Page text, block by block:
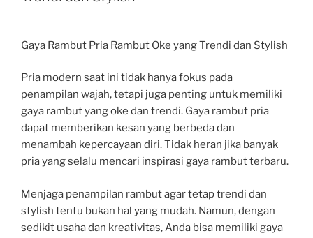
Gaya Rambut Pria Rambut Oke yang Trendi dan Stylish
Pria modern saat ini tidak hanya fokus pada
penampilan wajah, tetapi juga penting untuk memiliki
gaya rambut yang oke dan trendi. Gaya rambut pria
dapat memberikan kesan yang berbeda dan
menambah kepercayaan diri. Tidak heran jika banyak
pria yang selalu mencari inspirasi gaya rambut terbaru.
Menjaga penampilan rambut agar tetap trendi dan
stylish tentu bukan hal yang mudah. Namun, dengan
sedikit usaha dan kreativitas, Anda bisa memiliki gaya